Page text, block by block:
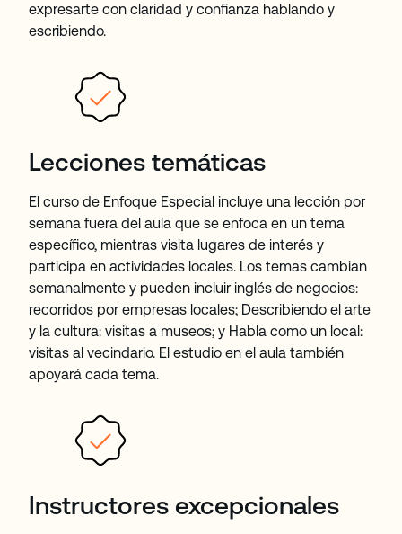
expresarte con claridad y confianza hablando y
escribiendo.
Lecciones temáticas
El curso de Enfoque Especial incluye una lección por
semana fuera del aula que se enfoca en un tema
específico, mientras visita lugares de interés y
participa en actividades locales. Los temas cambian
semanalmente y pueden incluir inglés de negocios:
recorridos por empresas locales; Describiendo el arte
y la cultura: visitas a museos; y Habla como un local:
visitas al vecindario. El estudio en el aula también
apoyará cada tema.
Instructores excepcionales